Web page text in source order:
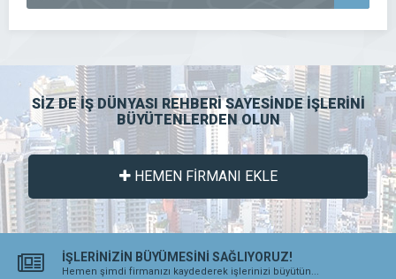
SİZ DE İŞ DÜNYASI REHBERİ SAYESİNDE İŞLERİNİ
BÜYÜTENLERDEN OLUN
HEMEN FİRMANI EKLE
İŞLERİNİZİN BÜYÜMESİNİ SAĞLIYORUZ!
Hemen şimdi firmanızı kaydederek işlerinizi büyütün...